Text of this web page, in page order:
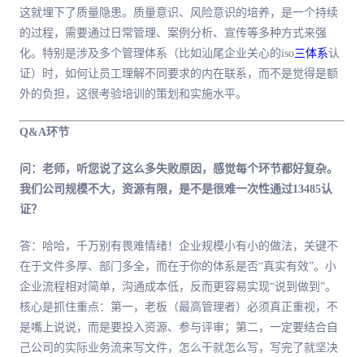
这就埋下了质量隐患。质量意识、风险意识的培养，是一个持续
的过程，需要通过日常管理、案例分析、宣传等多种方式来强
化。特别是涉及多个管理体系（比如汕尾企业关心的iso三体系认
证）时，如何让员工理解不同要求的内在联系，而不是觉得是额
外的负担，这很考验培训的策划和实施水平。
Q&A环节
问：老师，听您说了这么多失败原因，感觉每个环节都好复杂。
我们公司规模不大，资源有限，是不是很难一次性通过13485认
证？
答：哈哈，千万别有畏难情绪！企业规模小有小的做法，关键不
在于文件多厚、部门多全，而在于你的体系是否“真实有效”。小
企业流程相对简单，沟通成本低，反而更容易实现“说到做到”。
核心是抓住重点：第一，老板（最高管理者）必须真正重视，不
是嘴上说说，而是要投入资源、参与评审；第二，一定要结合自
己公司的实际业务流来写文件，怎么干就怎么写，写完了就坚决